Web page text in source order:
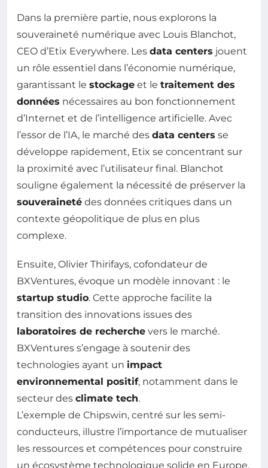
Dans la première partie, nous explorons la
souveraineté numérique avec Louis Blanchot,
CEO d’Etix Everywhere. Les data centers jouent
un rôle essentiel dans l’économie numérique,
garantissant le stockage et le traitement des
données nécessaires au bon fonctionnement
d’Internet et de l’intelligence artificielle. Avec
l’essor de l’IA, le marché des data centers se
développe rapidement, Etix se concentrant sur
la proximité avec l’utilisateur final. Blanchot
souligne également la nécessité de préserver la
souveraineté des données critiques dans un
contexte géopolitique de plus en plus
complexe.
Ensuite, Olivier Thirifays, cofondateur de
BXVentures, évoque un modèle innovant : le
startup studio. Cette approche facilite la
transition des innovations issues des
laboratoires de recherche vers le marché.
BXVentures s’engage à soutenir des
technologies ayant un impact
environnemental positif, notamment dans le
secteur des climate tech.
L’exemple de Chipswin, centré sur les semi-
conducteurs, illustre l’importance de mutualiser
les ressources et compétences pour construire
un écosystème technologique solide en Europe.